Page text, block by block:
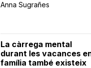
Anna Sugrañes
La càrrega mental
durant les vacances
família també existeix